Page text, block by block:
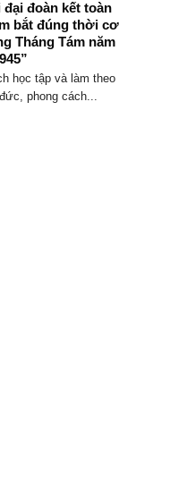
đoàn kết toàn
bắt đúng thời cơ
Tháng Tám năm
học tập và làm theo
phong cách...